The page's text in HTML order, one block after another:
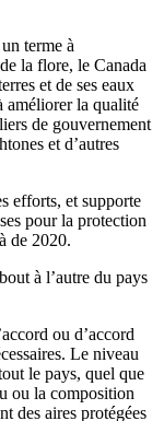
terme à
la flore, le Canada
et de ses eaux
améliorer la qualité
de gouvernement
et d’autres
efforts, et supporte
pour la protection
de 2020.
à l’autre du pays
ou d’accord
Le niveau
le pays, quel que
ou la composition
des aires protégées